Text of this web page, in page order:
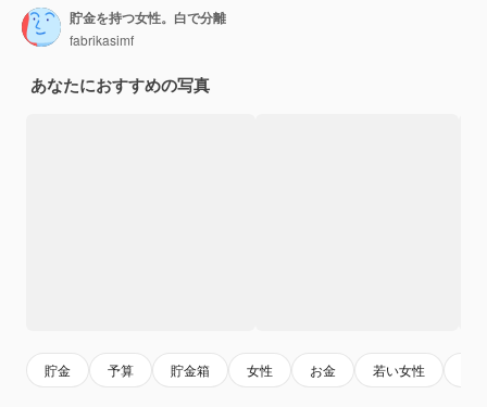
貯金を持つ女性。白で分離
fabrikasimf
あなたにおすすめの写真
貯金 予算 貯金箱 女性 お金 若い女性